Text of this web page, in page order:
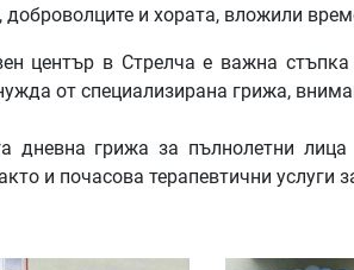
доброволците и хората, вложили
център в Стрелча е важна
от специализирана грижа,
дневна грижа за пълнолетни
и почасова терапевтични услуги